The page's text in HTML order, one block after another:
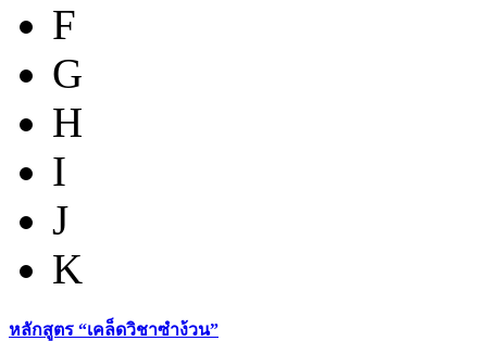
F
G
H
I
J
K
หลักสูตร “เคล็ดวิชาซำง้วน”